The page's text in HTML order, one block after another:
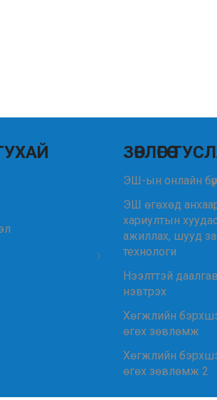
ЗӨВЛӨГӨӨ
ЭШ-ын онлайн
ЭШ өгөхөд
хариултын
ажиллах, шууд
технологи
Нээлттэй
нэвтрэх
Хөгжлийн
өгөх зөвлөмж
Хөгжлийн
өгөх зөвлөмж 2